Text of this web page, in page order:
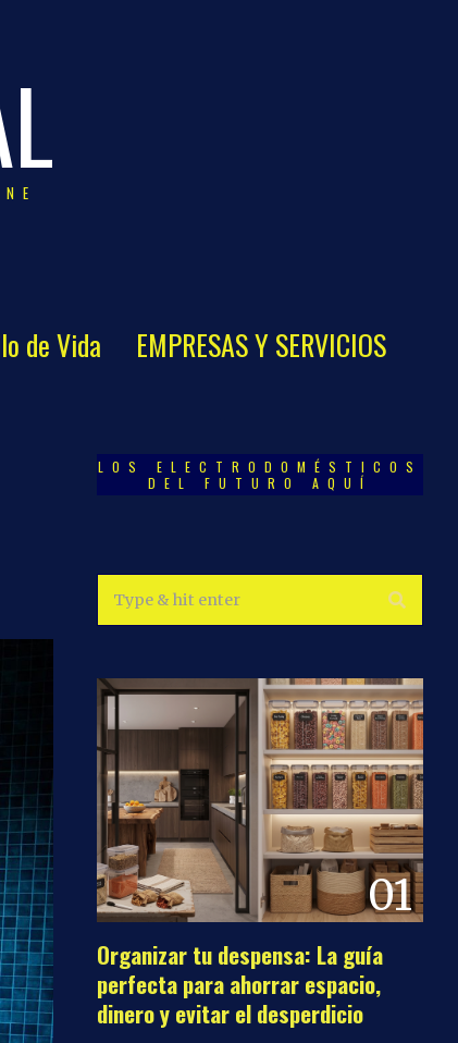
de Vida
EMPRESAS Y SERVICIOS
LOS ELECTRODOMÉSTICOS
DEL FUTURO AQUÍ
01
Organizar tu despensa: La guía
perfecta para ahorrar espacio,
dinero y evitar el desperdicio